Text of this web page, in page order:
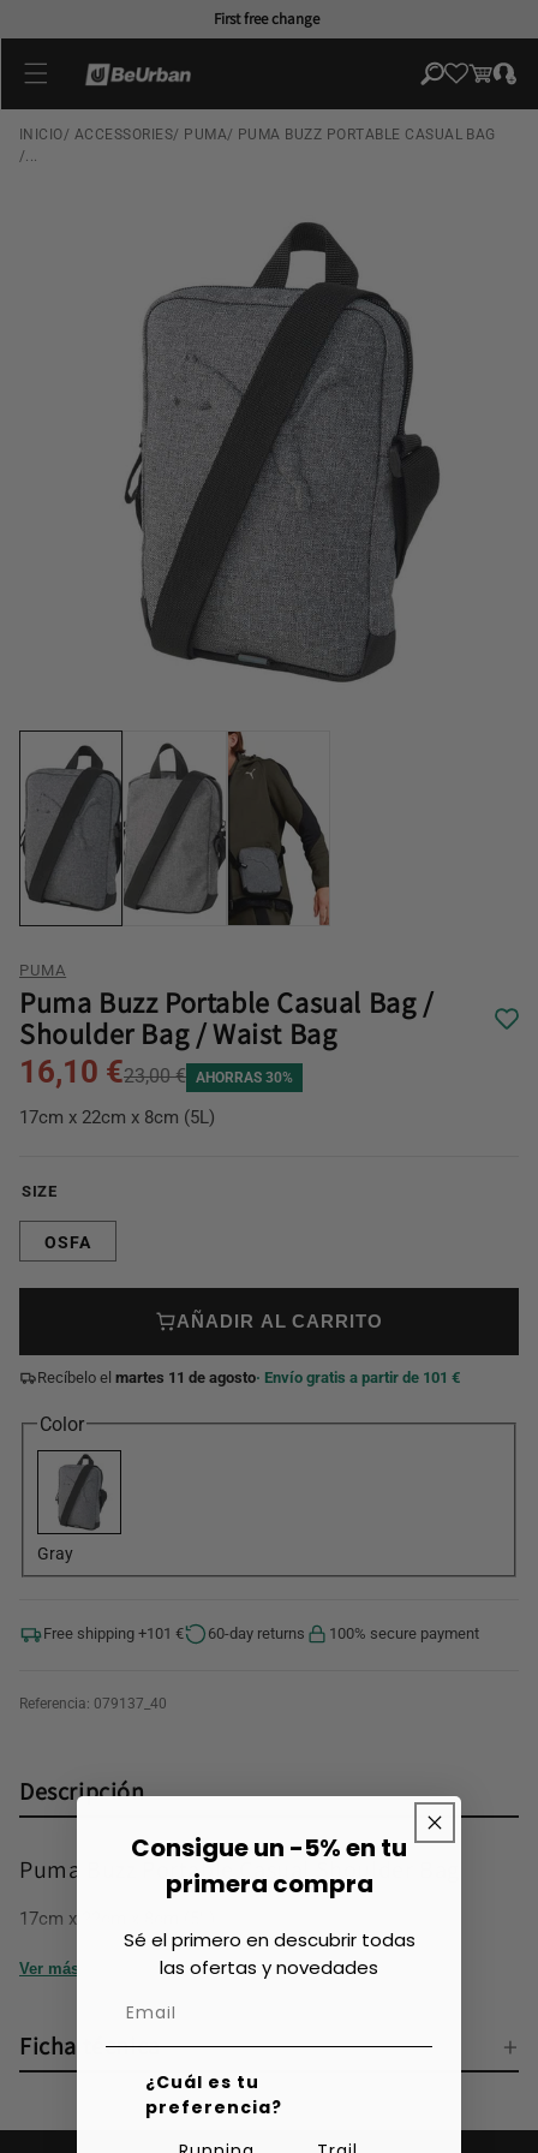
First free change
Cart
Log
in
INICIO/ ACCESSORIES/ PUMA/ PUMA BUZZ PORTABLE CASUAL BAG
/...
PUMA
Puma Buzz Portable Casual Bag /
Shoulder Bag / Waist Bag
16,10 €23,00 € AHORRAS 30%
17cm x 22cm x 8cm (5L)
SIZE
OSFA
AÑADIR AL CARRITO
Recíbelo el martes 11 de agosto· Envío gratis a partir de 101 €
Color
Gray
Free shipping +101 € 60-day returns 100% secure payment
Referencia: 079137_40
Descripción
Puma Buzz Portable Casual Shoulder Bag
17cm x 22cm x 8cm (5L)
Ver más
Ficha técnica
Consigue un -5% en tu
primera compra
Sé el primero en descubrir todas
las ofertas y novedades
¿Cuál es tu
preferencia?